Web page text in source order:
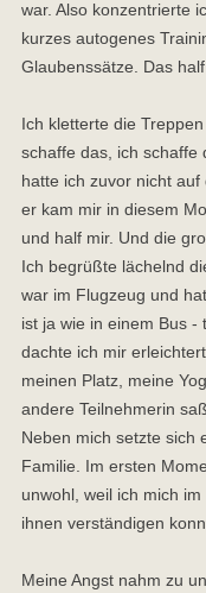
war. Also konzentrierte
kurzes autogenes
Glaubenssätze. Das
Ich kletterte die
schaffe das, ich schaffe
hatte ich zuvor nicht
er kam mir in diesem
und half mir. Und die
Ich begrüßte lächelnd
war im Flugzeug und
ist ja wie in einem Bus -
dachte ich mir
meinen Platz, meine
andere Teilnehmerin
Neben mich setzte sich
Familie. Im ersten
unwohl, weil ich mich
ihnen verständigen
Meine Angst nahm zu